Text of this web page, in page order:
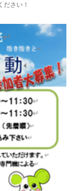
ださい！